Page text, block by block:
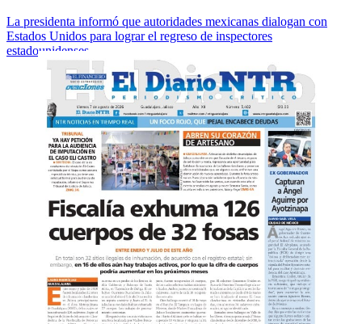
La presidenta informó que autoridades mexicanas dialogan con
Estados Unidos para lograr el regreso de inspectores
estadounidenses